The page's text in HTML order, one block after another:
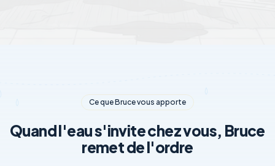
Ce que Bruce vous apporte
Quand l'eau s'invite chez vous, Bruce
remet de l'ordre